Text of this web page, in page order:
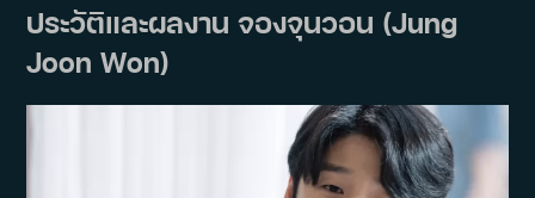
(Choi
ประวัติและผลงาน จองจุนวอน (Jung
Joon Won)